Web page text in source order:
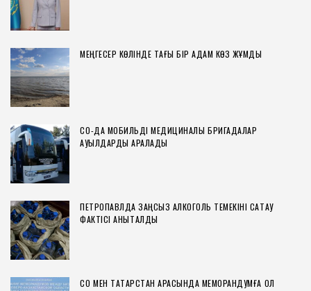
МЕҢГЕСЕР КӨЛІНДЕ ТАҒЫ БІР АДАМ КӨЗ ЖҰМДЫ
СҚО-ДА МОБИЛЬДІ МЕДИЦИНАЛЫҚ БРИГАДАЛАР
АУЫЛДАРДЫ АРАЛАДЫ
ПЕТРОПАВЛДА ЗАҢСЫЗ АЛКОГОЛЬ ТЕМЕКІНІ САҚТАУ
ФАКТІСІ АНЫҚТАЛДЫ
СҚО МЕН ТАТАРСТАН АРАСЫНДА МЕМОРАНДУМҒА ҚОЛ